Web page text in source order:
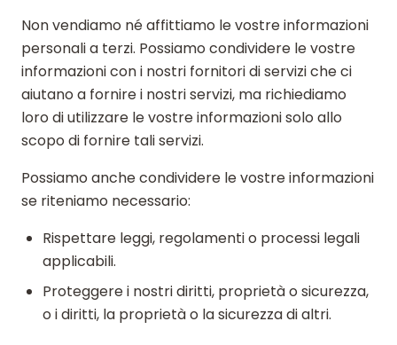
Non vendiamo né affittiamo le vostre informazioni
personali a terzi. Possiamo condividere le vostre
informazioni con i nostri fornitori di servizi che ci
aiutano a fornire i nostri servizi, ma richiediamo
loro di utilizzare le vostre informazioni solo allo
scopo di fornire tali servizi.
Possiamo anche condividere le vostre informazioni
se riteniamo necessario:
Rispettare leggi, regolamenti o processi legali
applicabili.
Proteggere i nostri diritti, proprietà o sicurezza,
o i diritti, la proprietà o la sicurezza di altri.